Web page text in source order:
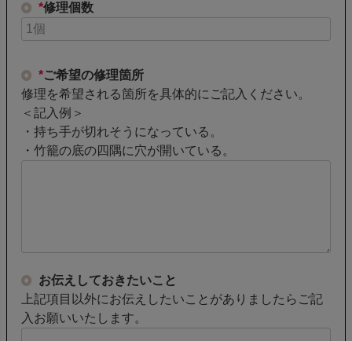
*修理個数
*ご希望の修理箇所
修理を希望される箇所を具体的にご記入ください。
＜記入例＞
・持ち手が切れそうになっている。
・竹籠の底の四隅に穴が開いている。
お伝えしておきたいこと
上記項目以外にお伝えしたいことがありましたらご記
入お願いいたします。